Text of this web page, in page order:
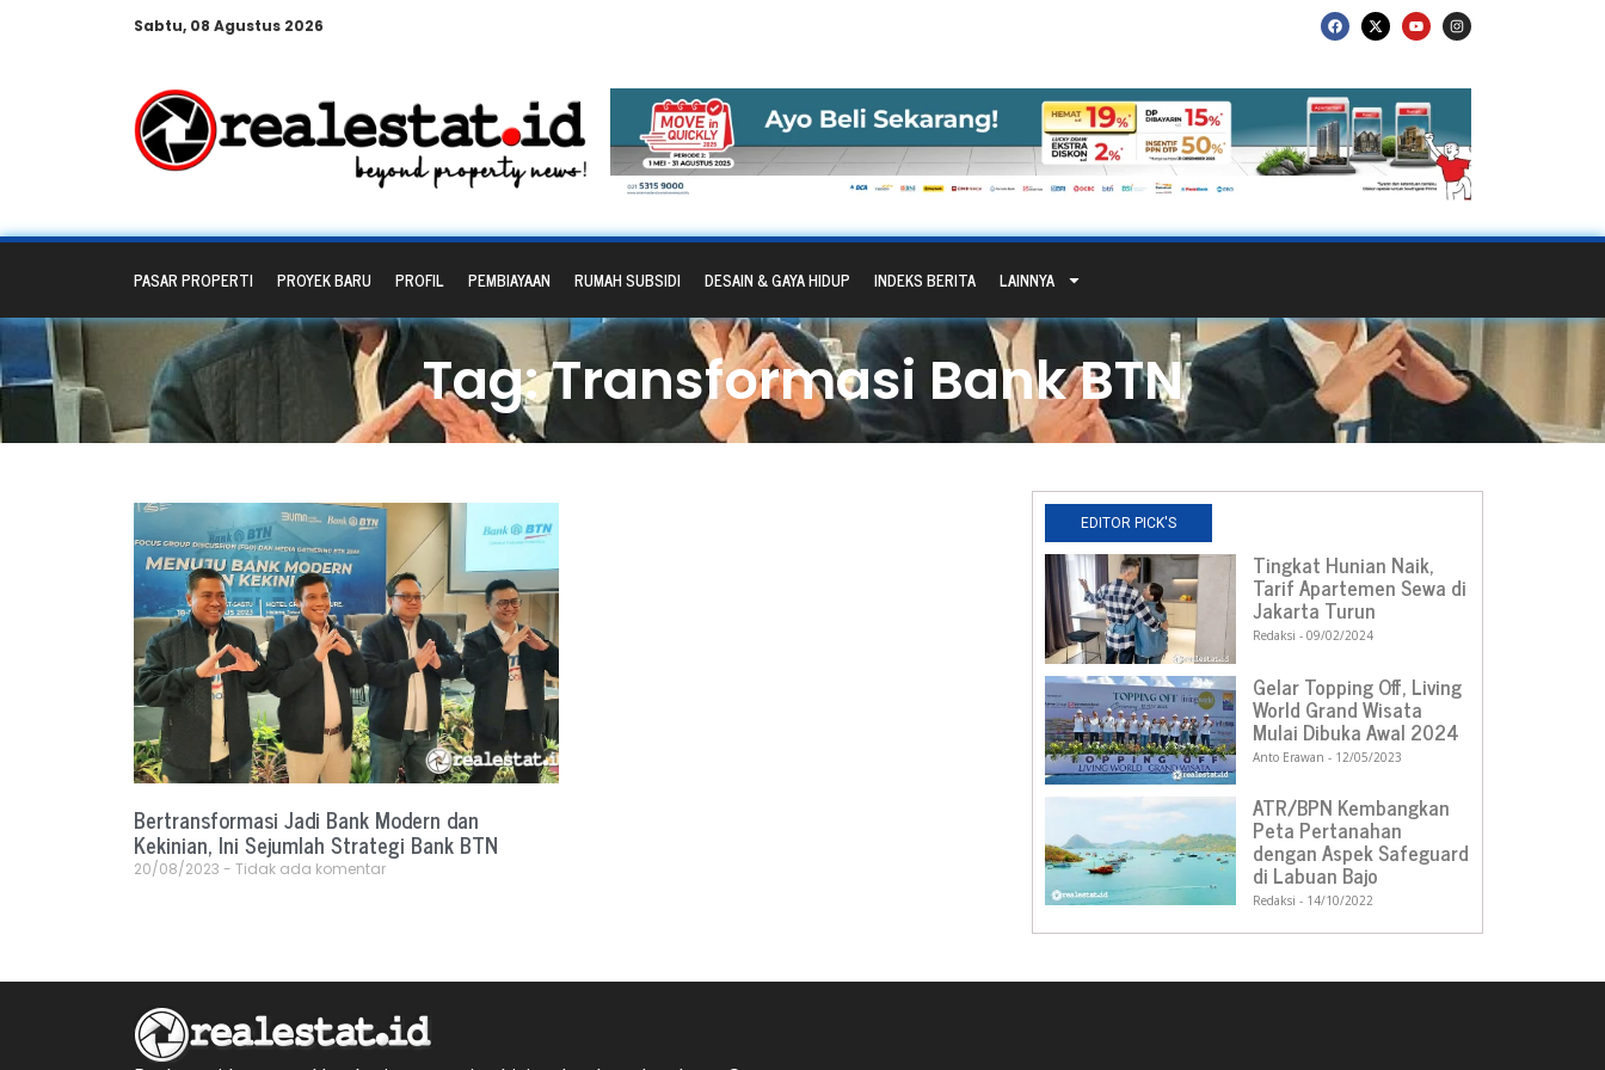
Sabtu, 08 Agustus 2026
PASAR PROPERTI PROYEK BARU PROFIL PEMBIAYAAN RUMAH SUBSIDI DESAIN & GAYA HIDUP INDEKS BERITA LAINNYA
Tag: Transformasi Bank BTN
Bertransformasi Jadi Bank Modern dan
Kekinian, Ini Sejumlah Strategi Bank BTN
20/08/2023 Tidak ada komentar
EDITOR PICK'S
Tingkat Hunian Naik,
Tarif Apartemen Sewa di
Jakarta Turun
Redaksi 09/02/2024
Gelar Topping Off, Living
World Grand Wisata
Mulai Dibuka Awal 2024
Anto Erawan 12/05/2023
ATR/BPN Kembangkan
Peta Pertanahan
dengan Aspek Safeguard
di Labuan Bajo
Redaksi 14/10/2022